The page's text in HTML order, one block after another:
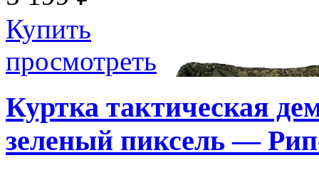
Купить
просмотреть
Куртка тактическая
зеленый пиксель —